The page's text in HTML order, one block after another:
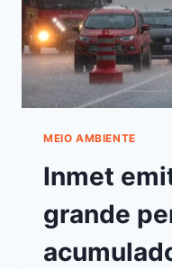
MEIO AMBIENTE
Inmet
grande